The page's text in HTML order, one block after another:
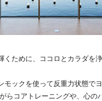
くために、ココロとカラダを
モックを使って反重力状態で
らコアトレーニングや、心の